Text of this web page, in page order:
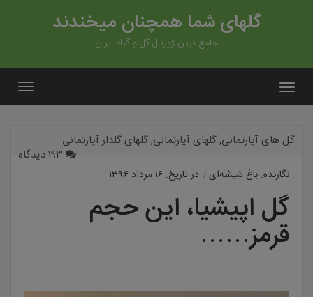
گلهای شما همچنان میخندند
جامع ترین ژورنال گل و گیاه ایران
گل های آپارتمانی,گلهای آپارتمانی,گلهای گلدار آپارتمانی
نگارنده: باغ شیشه‌ای در تاریخ: ۱۶ مرداد ۱۳۹۶
گل اپیشیا، این حجم
قرمز……